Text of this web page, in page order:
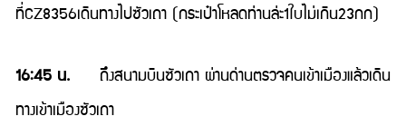
ที่CZ8356เดินทางไปซัวเถา (กระเป๋าโหลดท่านล่ะ1ใบไม่เกิน23กก)
16:45 น. ถึงสนามบินซัวเถา ผ่านด่านตรวจคนเข้าเมืองแล้วเดิน
ทางเข้าเมืองซัวเถา